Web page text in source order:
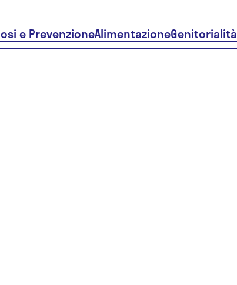
e PrevenzioneAlimentazioneGenitorialità